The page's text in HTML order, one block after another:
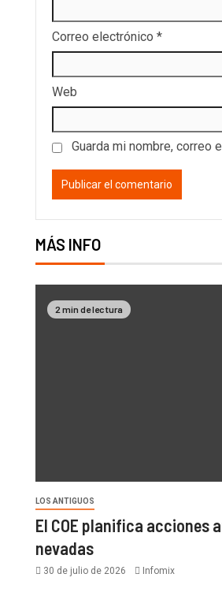
Correo electrónico *
Web
Guarda mi nombre, correo
MÁS INFO
2 min de lectura
LOS ANTIGUOS
El COE planifica acciones
nevadas
30 de julio de 2026 Infomix